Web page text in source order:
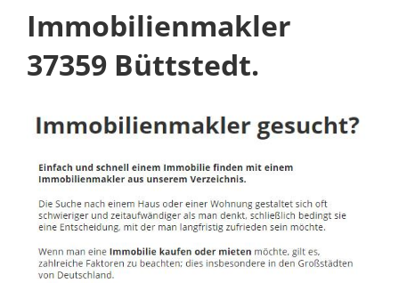
Immobilienmakler
37359 Büttstedt.